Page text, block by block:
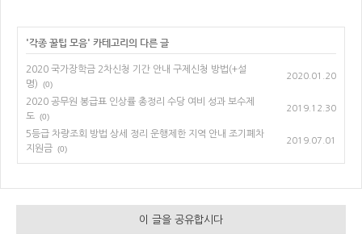
'각종 꿀팁 모음' 카테고리의 다른 글
2020 국가장학금 2차신청 기간 안내 구제신청 방법(+설
명)
(0)
2020.01.20
2020 공무원 봉급표 인상률 총정리 수당 여비 성과 보수제
도 (0)
2019.12.30
5등급 차량조회 방법 상세 정리 운행제한 지역 안내 조기폐차
지원금 (0)
2019.07.01
이 글을 공유합시다